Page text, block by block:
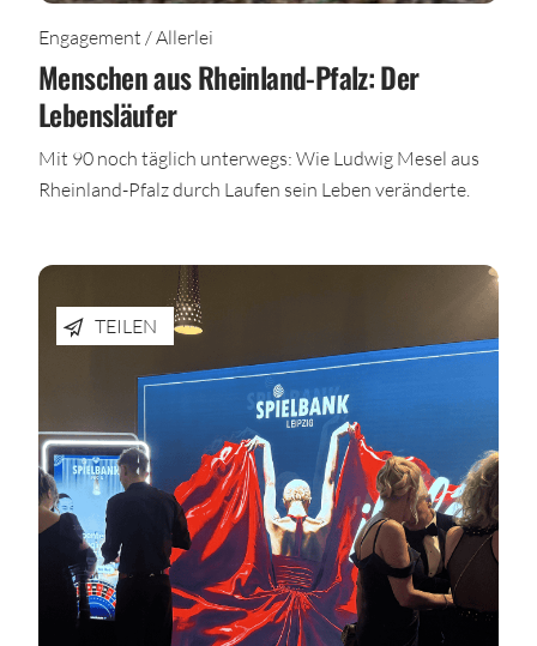
Engagement / Allerlei
Menschen aus Rheinland-Pfalz: Der
Lebensläufer
Mit 90 noch täglich unterwegs: Wie Ludwig Mesel aus
Rheinland-Pfalz durch Laufen sein Leben veränderte.
TEILEN